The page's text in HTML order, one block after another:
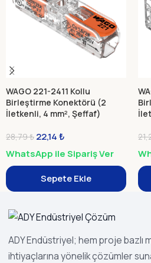
WAGO 221-2411 Kollu
Birleştirme Konektörü (2
İletkenli, 4 mm², Şeffaf)
28,79₺ 22,14₺
WhatsApp ile Sipariş Ver
Sepete Ekle
ADY Endüstriyel; hem proje bazlı
ihtiyaçlarına yönelik çözümler